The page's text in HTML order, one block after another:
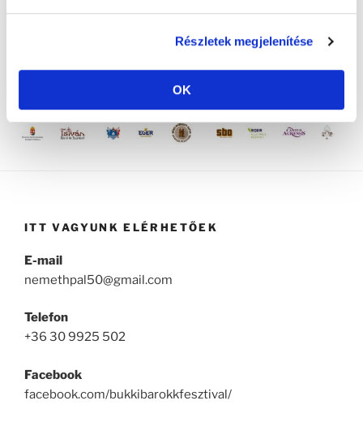
Részletek megjelenítése
OK
ITT VAGYUNK ELÉRHETŐEK
E-mail
nemethpal50@gmail.com
Telefon
+36 30 9925 502
Facebook
facebook.com/bukkibarokkfesztival/